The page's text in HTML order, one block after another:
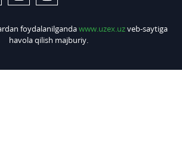
foydalanilgandawww.uzex.uzveb-saytiga
havola qilish majburiy.